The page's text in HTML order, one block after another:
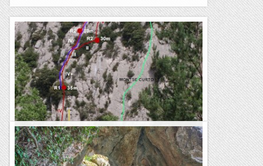
Matinal a Malanyeu i tarda al paradís, 0 a 4 !!
El matí del dissabte va començar emboirat i plovisquejant, i